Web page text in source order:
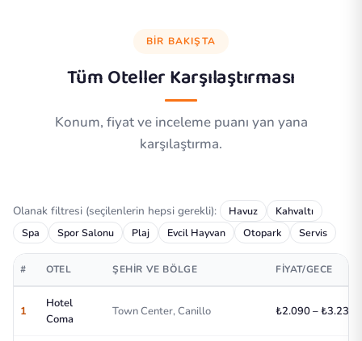
BIR BAKIŞTA
Tüm Oteller Karşılaştırması
Konum, fiyat ve inceleme puanı yan yana
karşılaştırma.
Olanak filtresi (seçilenlerin hepsi gerekli): Havuz
Kahvaltı
Spa
Spor Salonu Plaj Evcil Hayvan Otopark Servis
# OTEL ŞEHIR VE BÖLGE FIYAT/GECE
1
Hotel
Coma
Town Center, Canillo ₺2.090 – ₺3.230/